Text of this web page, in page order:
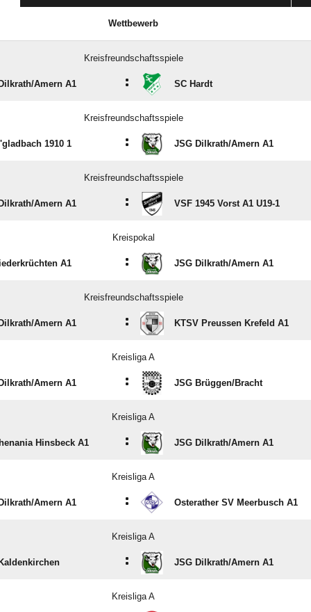
Wettbewerb
Kreisfreundschaftsspiele
​Amern A1 : SC Hardt
Kreisfreundschaftsspiele
1910 1 : JSG Dilkrath/​Amern A1
Kreisfreundschaftsspiele
​Amern A1 : VSF 1945 Vorst A1 U19-1
Kreispokal
A1 : JSG Dilkrath/​Amern A1
Kreisfreundschaftsspiele
​Amern A1 : KTSV Preussen Krefeld A1
Kreisliga A
​Amern A1 : JSG Brüggen/​Bracht
Kreisliga A
Hinsbeck A1 : JSG Dilkrath/​Amern A1
Kreisliga A
​Amern A1 : Osterather SV Meerbusch A1
Kreisliga A
: JSG Dilkrath/​Amern A1
Kreisliga A